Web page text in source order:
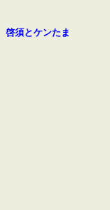
啓須とケンたま